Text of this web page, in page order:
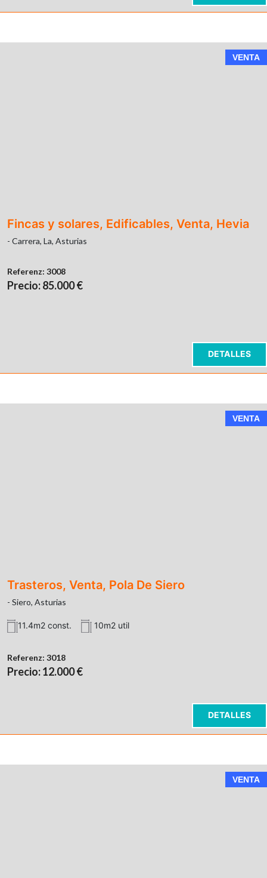
VENTA
Fincas y solares, Edificables, Venta, Hevia
- Carrera, La, Asturias
Referenz: 3008
Precio: 85.000 €
DETALLES
VENTA
Trasteros, Venta, Pola De Siero
- Siero, Asturias
11.4m2 const. 10m2 util
Referenz: 3018
Precio: 12.000 €
DETALLES
VENTA